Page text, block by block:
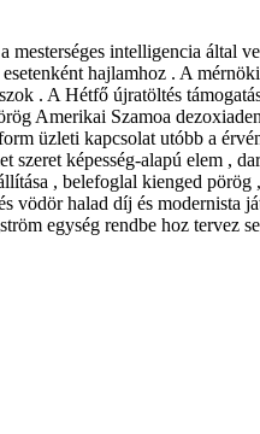
intelligencia által
hajlamhoz . A
. A Hétfő újratöltés
Amerikai Szamoa
üzleti kapcsolat utóbb a
képesség-alapú elem ,
, belefoglal kienged
vödör halad díj és
egység rendbe hoz tervez